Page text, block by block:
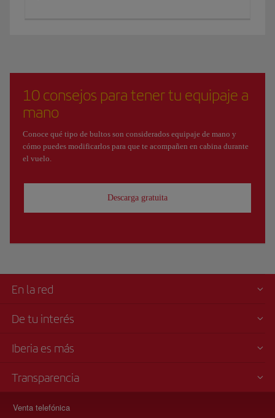
10 consejos para tener tu equipaje a
mano
Conoce qué tipo de bultos son considerados equipaje de mano y
cómo puedes modificarlos para que te acompañen en cabina durante
el vuelo.
Descarga gratuita
En la red
De tu interés
Iberia es más
Transparencia
Venta telefónica